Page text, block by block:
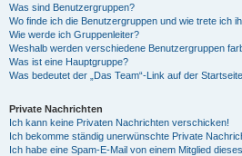
Was sind Benutzergruppen?
Wo finde ich die Benutzergruppen und wie trete ich
Wie werde ich Gruppenleiter?
Weshalb werden verschiedene Benutzergruppen
Was ist eine Hauptgruppe?
Was bedeutet der „Das Team“-Link auf der
Private Nachrichten
Ich kann keine Privaten Nachrichten verschicken!
Ich bekomme ständig unerwünschte Private
Ich habe eine Spam-E-Mail von einem Mitglied